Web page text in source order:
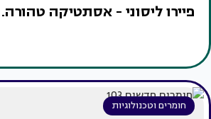
פיירו ליסוני - אסתטיקה טהורה.
חומרים וטכנולוגיות